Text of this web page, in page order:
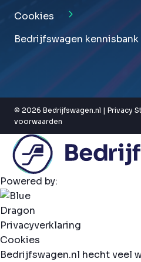
Cookies
Bedrijfswagen kennisbank
© 2026 Bedrijfswagen.nl | Privacy
voorwaarden
Powered by:
Privacyverklaring
Cookies
Bedrijfswagen.nl hecht veel